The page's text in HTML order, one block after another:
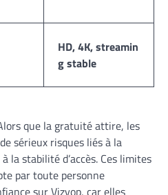
HD, 4K, streamin
g stable
que la gratuité attire, les
sérieux risques liés à la
la stabilité d’accès. Ces limites
par toute personne
sur Vizvop, car elles